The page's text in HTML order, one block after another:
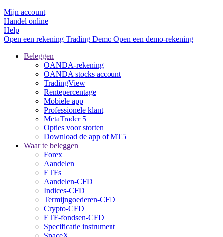
Mijn account
Handel online
Help
Open een rekening Trading Demo Open een demo-rekening
Beleggen
OANDA-rekening
OANDA stocks account
TradingView
Rentepercentage
Mobiele app
Professionele klant
MetaTrader 5
Opties voor storten
Download de app of MT5
Waar te beleggen
Forex
Aandelen
ETFs
Aandelen-CFD
Indices-CFD
Termijngoederen-CFD
Crypto-CFD
ETF-fondsen-CFD
Specificatie instrument
SpaceX